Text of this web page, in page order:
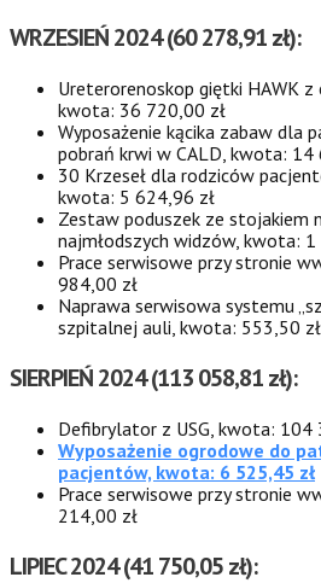
WRZESIEŃ 2024 (60 278,91zł):
Ureterorenoskop giętki HAWK
kwota: 36 720,00 zł
Wyposażenie kącika zabaw dla
pobrań krwi w CALD, kwota: 14
30 Krzeseł dla rodziców
kwota: 5 624,96 zł
Zestaw poduszek ze stojakiem
najmłodszych widzów, kwota:
Prace serwisowe przy stronie
984,00 zł
Naprawa serwisowa systemu
szpitalnej auli, kwota: 553,50 zł
SIERPIEŃ 2024 (113 058,81 zł):
Defibrylator z USG, kwota: 104
Wyposażenie ogrodowe do
pacjentów, kwota: 6 525,45 zł
Prace serwisowe przy stronie
214,00 zł
LIPIEC 2024 (41 750,05 zł):